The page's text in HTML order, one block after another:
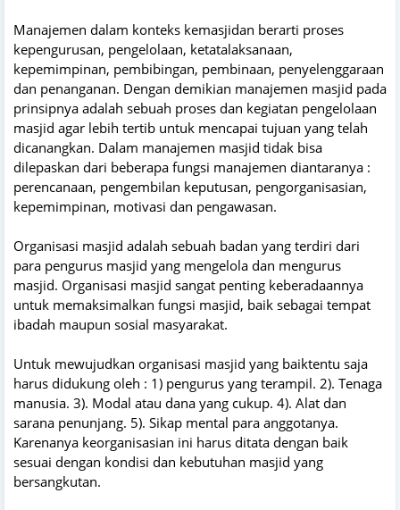
Manajemen dalam konteks kemasjidan berarti proses
kepengurusan, pengelolaan, ketatalaksanaan,
kepemimpinan, pembibingan, pembinaan, penyelenggaraan
dan penanganan. Dengan demikian manajemen masjid pada
prinsipnya adalah sebuah proses dan kegiatan pengelolaan
masjid agar lebih tertib untuk mencapai tujuan yang telah
dicanangkan. Dalam manajemen masjid tidak bisa
dilepaskan dari beberapa fungsi manajemen diantaranya :
perencanaan, pengembilan keputusan, pengorganisasian,
kepemimpinan, motivasi dan pengawasan.
Organisasi masjid adalah sebuah badan yang terdiri dari
para pengurus masjid yang mengelola dan mengurus
masjid. Organisasi masjid sangat penting keberadaannya
untuk memaksimalkan fungsi masjid, baik sebagai tempat
ibadah maupun sosial masyarakat.
Untuk mewujudkan organisasi masjid yang baiktentu saja
harus didukung oleh : 1) pengurus yang terampil. 2). Tenaga
manusia. 3). Modal atau dana yang cukup. 4). Alat dan
sarana penunjang. 5). Sikap mental para anggotanya.
Karenanya keorganisasian ini harus ditata dengan baik
sesuai dengan kondisi dan kebutuhan masjid yang
bersangkutan.